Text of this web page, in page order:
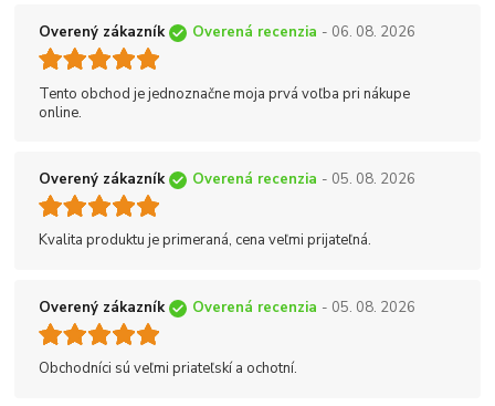
Overený zákazník Overená recenzia - 06. 08. 2026
Tento obchod je jednoznačne moja prvá voľba pri nákupe
online.
Overený zákazník Overená recenzia - 05. 08. 2026
Kvalita produktu je primeraná, cena veľmi prijateľná.
Overený zákazník Overená recenzia - 05. 08. 2026
Obchodníci sú veľmi priateľskí a ochotní.